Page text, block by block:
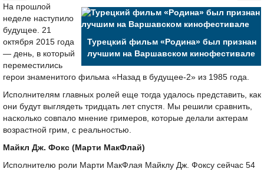
Турецкий фильм «Родина» был признан
лучшим на Варшавском кинофестивале
На прошлой
неделе наступило
будущее. 21
октября 2015 года
— день, в который
переместились
герои знаменитого фильма «Назад в будущее-2» из 1985 года.
Исполнителям главных ролей еще тогда удалось представить, как
они будут выглядеть тридцать лет спустя. Мы решили сравнить,
насколько совпало мнение гримеров, которые делали актерам
возрастной грим, с реальностью.
Майкл Дж. Фокс (Марти МакФлай)
Исполнителю роли Марти МакФлая Майклу Дж. Фоксу сейчас 54